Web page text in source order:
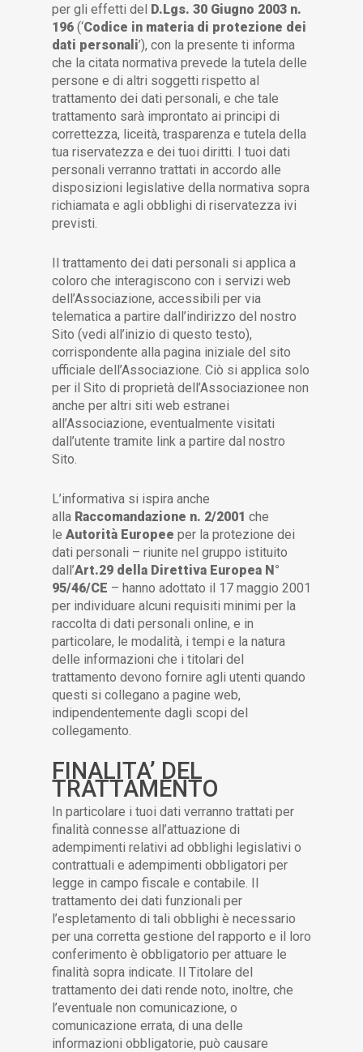
per gli effetti del D.Lgs. 30 Giugno 2003 n.
196 (‘Codice in materia di protezione dei
dati personali’), con la presente ti informa
che la citata normativa prevede la tutela delle
persone e di altri soggetti rispetto al
trattamento dei dati personali, e che tale
trattamento sarà improntato ai principi di
correttezza, liceità, trasparenza e tutela della
tua riservatezza e dei tuoi diritti. I tuoi dati
personali verranno trattati in accordo alle
disposizioni legislative della normativa sopra
richiamata e agli obblighi di riservatezza ivi
previsti.
Il trattamento dei dati personali si applica a
coloro che interagiscono con i servizi web
dell’Associazione, accessibili per via
telematica a partire dall’indirizzo del nostro
Sito (vedi all’inizio di questo testo),
corrispondente alla pagina iniziale del sito
ufficiale dell’Associazione. Ciò si applica solo
per il Sito di proprietà dell’Associazionee non
anche per altri siti web estranei
all’Associazione, eventualmente visitati
dall’utente tramite link a partire dal nostro
Sito.
L’informativa si ispira anche
alla Raccomandazione n. 2/2001 che
le Autorità Europee per la protezione dei
dati personali – riunite nel gruppo istituito
dall’Art.29 della Direttiva Europea N°
95/46/CE – hanno adottato il 17 maggio 2001
per individuare alcuni requisiti minimi per la
raccolta di dati personali online, e in
particolare, le modalità, i tempi e la natura
delle informazioni che i titolari del
trattamento devono fornire agli utenti quando
questi si collegano a pagine web,
indipendentemente dagli scopi del
collegamento.
FINALITA’ DEL
TRATTAMENTO
In particolare i tuoi dati verranno trattati per
finalità connesse all’attuazione di
adempimenti relativi ad obblighi legislativi o
contrattuali e adempimenti obbligatori per
legge in campo fiscale e contabile. Il
trattamento dei dati funzionali per
l’espletamento di tali obblighi è necessario
per una corretta gestione del rapporto e il loro
conferimento è obbligatorio per attuare le
finalità sopra indicate. Il Titolare del
trattamento dei dati rende noto, inoltre, che
l’eventuale non comunicazione, o
comunicazione errata, di una delle
informazioni obbligatorie, può causare